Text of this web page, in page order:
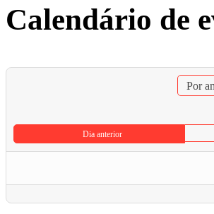
Calendário de
Por
Dia anterior